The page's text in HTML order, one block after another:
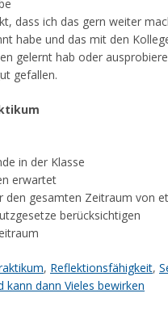
dass ich das gern weiter
habe und das mit den
gelernt hab oder
gefallen.
in der Klasse
erwartet
den gesamten Zeitraum von
berücksichtigen
, Reflektionsfähigkeit,
kann dann Vieles bewirken